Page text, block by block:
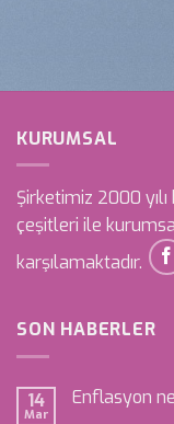
KURUMSAL
Şirketimiz 2000
çeşitleri ile
karşılamaktadır.
SON HABERLER
14
Mar
Enflasyon